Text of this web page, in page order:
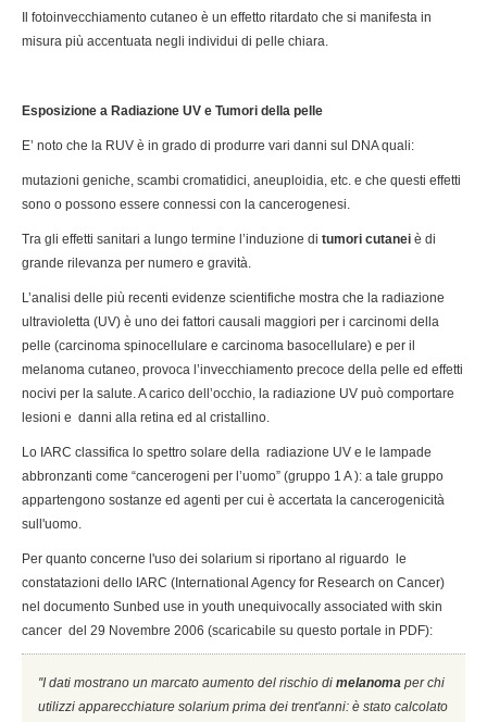
Il fotoinvecchiamento cutaneo è un effetto ritardato che si manifesta in
misura più accentuata negli individui di pelle chiara.
Esposizione a Radiazione UV e Tumori della pelle
E’ noto che la RUV è in grado di produrre vari danni sul DNA quali:
mutazioni geniche, scambi cromatidici, aneuploidia, etc. e che questi effetti
sono o possono essere connessi con la cancerogenesi.
Tra gli effetti sanitari a lungo termine l’induzione di tumori cutanei è di
grande rilevanza per numero e gravità.
L’analisi delle più recenti evidenze scientifiche mostra che la radiazione
ultravioletta (UV) è uno dei fattori causali maggiori per i carcinomi della
pelle (carcinoma spinocellulare e carcinoma basocellulare) e per il
melanoma cutaneo, provoca l’invecchiamento precoce della pelle ed effetti
nocivi per la salute. A carico dell’occhio, la radiazione UV può comportare
lesioni e danni alla retina ed al cristallino.
Lo IARC classifica lo spettro solare della radiazione UV e le lampade
abbronzanti come “cancerogeni per l’uomo” (gruppo 1 A ): a tale gruppo
appartengono sostanze ed agenti per cui è accertata la cancerogenicità
sull'uomo.
Per quanto concerne l'uso dei solarium si riportano al riguardo le
constatazioni dello IARC (International Agency for Research on Cancer)
nel documento Sunbed use in youth unequivocally associated with skin
cancer del 29 Novembre 2006 (scaricabile su questo portale in PDF):
''I dati mostrano un marcato aumento del rischio di melanoma per chi
utilizzi apparecchiature solarium prima dei trent'anni: è stato calcolato